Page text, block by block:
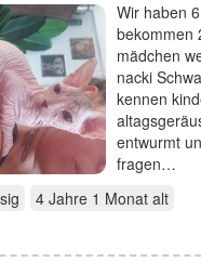
Wir haben
bekommen
mädchen
nacki
kennen
entwurmt
fragen…
4 Jahre 1 Monat alt